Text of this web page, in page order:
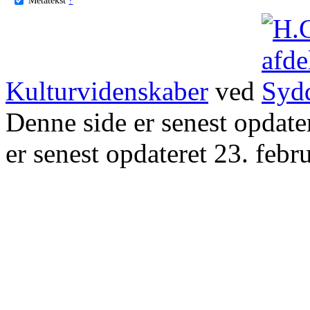
Kulturvidenskaber ved
Denne side er senest
er senest opdateret 23.